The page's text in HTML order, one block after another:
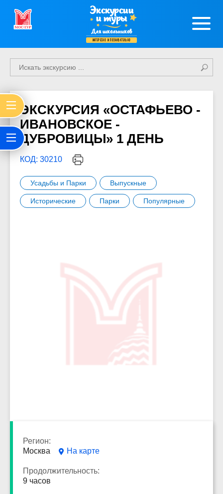
Экскурсии
и туры
Для школьников
интересно и познавательно
ЭКСКУРСИЯ «ОСТАФЬЕВО -
ИВАНОВСКОЕ -
ДУБРОВИЦЫ» 1 ДЕНЬ
КОД: 30210
Усадьбы и Парки Выпускные
Исторические Парки Популярные
Регион:
Москва
На карте
Продолжительность:
9 часов